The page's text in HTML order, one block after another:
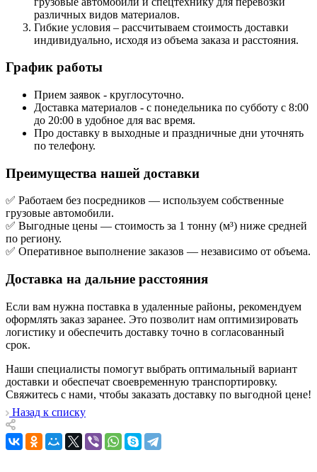
различных видов материалов.
Гибкие условия – рассчитываем стоимость доставки
индивидуально, исходя из объема заказа и расстояния.
График работы
Прием заявок - круглосуточно.
Доставка материалов - с понедельника по субботу с 8:00
до 20:00 в удобное для вас время.
Про доставку в выходные и праздничные дни уточнять
по телефону.
Преимущества нашей доставки
✅ Работаем без посредников — используем собственные
грузовые автомобили.
✅ Выгодные цены — стоимость за 1 тонну (м³) ниже средней
по региону.
✅ Оперативное выполнение заказов — независимо от объема.
Доставка на дальние расстояния
Если вам нужна поставка в удаленные районы, рекомендуем
оформлять заказ заранее. Это позволит нам оптимизировать
логистику и обеспечить доставку точно в согласованный
срок.
Наши специалисты помогут выбрать оптимальный вариант
доставки и обеспечат своевременную транспортировку.
Свяжитесь с нами, чтобы заказать доставку по выгодной цене!
Назад к списку